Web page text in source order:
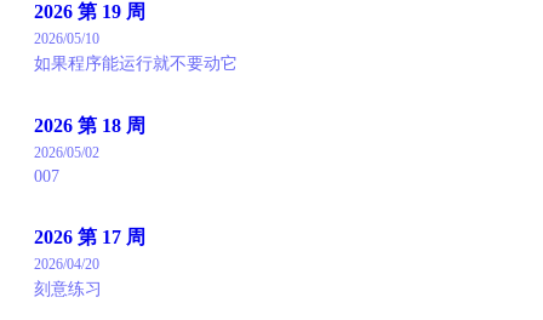
2026 第 19 周
2026/05/10
如果程序能运行就不要动它
2026 第 18 周
2026/05/02
007
2026 第 17 周
2026/04/20
刻意练习